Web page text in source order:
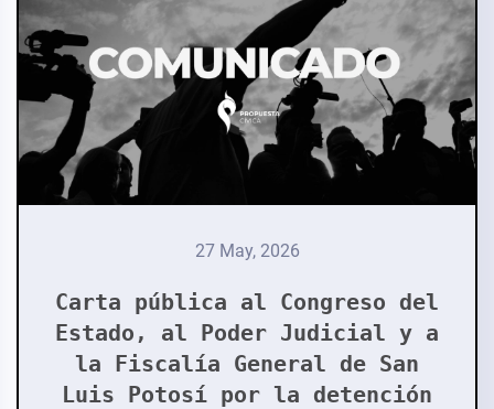
27 May, 2026
Carta pública al Congreso del
Estado, al Poder Judicial y a
la Fiscalía General de San
Luis Potosí por la detención